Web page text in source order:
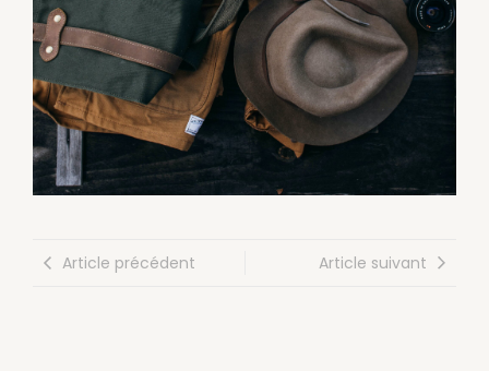
Article précédent Article suivant